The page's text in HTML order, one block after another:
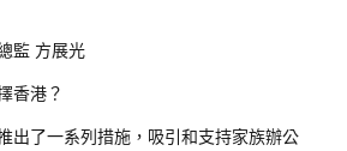
監 方展光
香港？
出了一系列措施，吸引和支持家族辦公